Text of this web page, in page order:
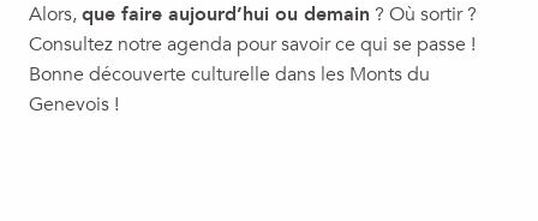
Alors,que faire aujourd’hui ou demain ? Où sortir ?
Consultez notre agenda pour savoir ce qui se passe !
Bonne découverte culturelle dans les Monts du
Genevois !